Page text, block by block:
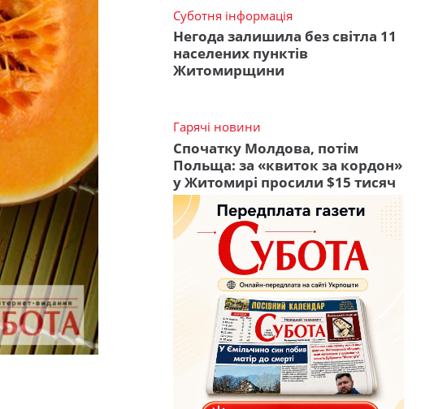
Суботня інформація
Негода залишила без світла 11
населених пунктів
Житомирщини
Гарячі новини
Спочатку Молдова, потім
Польща: за «квиток за кордон»
у Житомирі просили $15 тисяч